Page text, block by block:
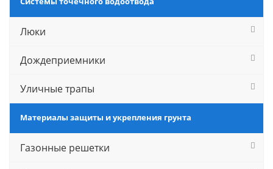
Люки
Дождеприемники
Уличные трапы
Материалы защиты и укрепления грунта
Газонные решетки